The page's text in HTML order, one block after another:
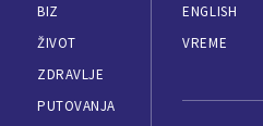
BIZ
ŽIVOT
ZDRAVLJE
PUTOVANJA
ENGLISH
VREME